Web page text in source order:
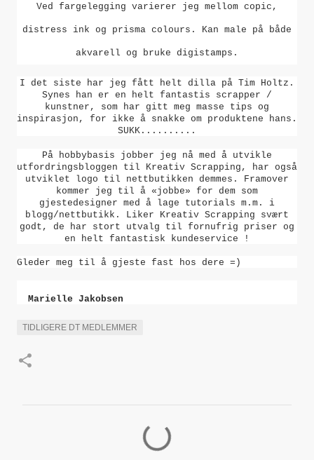
Ved fargelegging varierer jeg mellom copic,
distress ink og prisma colours. Kan male på både
akvarell og bruke digistamps.
I det siste har jeg fått helt dilla på Tim Holtz.
Synes han er en
helt fantastis scrapper /
kunstner, som har gitt meg masse tips og
inspirasjon, for ikke å snakke om produktene hans.
SUKK..........
På hobbybasis jobber jeg nå med å utvikle
utfordringsbloggen til Kreativ Scrapping, har også
utviklet logo til nettbutikken demmes. Framover
kommer jeg til å «jobbe» for dem som
gjestedesigner med å lage tutorials m.m. i
blogg/nettbutikk. Liker Kreativ Scrapping svært
godt, de har stort utvalg til fornufrig priser og
en helt fantastisk kundeservice !
Gleder meg til å gjeste fast hos dere =)
Marielle Jakobsen
TIDLIGERE DT MEDLEMMER